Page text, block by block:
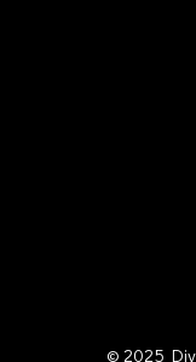
© 2025